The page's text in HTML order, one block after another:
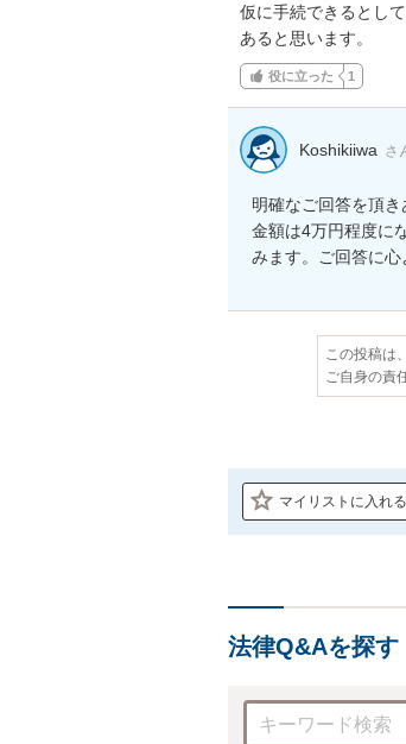
仮に手続できるとし
あると思います。
役に立った 1
Koshikiiwa さ
明確なご回答を頂き
金額は4万円程度に
みます。ご回答に心
この投稿は
ご自身の責
マイリストに入れる
法律Q&Aを探す